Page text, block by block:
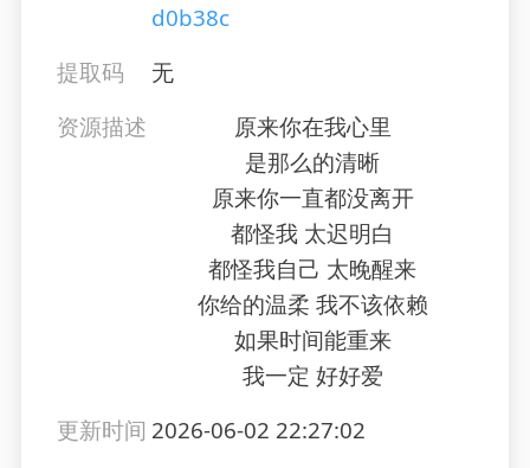
d0b38c
提取码
无
资源描述
原来你在我心里
是那么的清晰
原来你一直都没离开
都怪我 太迟明白
都怪我自己 太晚醒来
你给的温柔 我不该依赖
如果时间能重来
我一定 好好爱
更新时间 2026-06-02 22:27:02